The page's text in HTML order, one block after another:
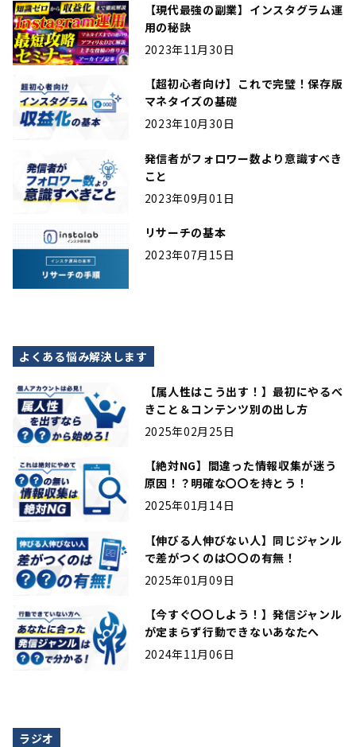
【現代最強の副業】インスタグラム運
用の秘訣
2023年11月30日
【超初心者向け】これで完璧！保存版
マネタイズの基礎
2023年10月30日
発信者がフォロワー数より意識すべき
こと
2023年09月01日
リサーチの基本
2023年07月15日
よくある悩み解決します
【属人性はこう出す！】最初にやるべ
きこと＆コンテンツ別の出し方
2025年02月25日
【絶対NG】間違った情報収集が迷う
原因！？明確な〇〇を持とう！
2025年01月14日
【伸びる人伸びない人】同じジャンル
で差がつくのは〇〇の有無！
2025年01月09日
【今すぐ〇〇しよう！】発信ジャンル
が定まらず行動できないあなたへ
2024年11月06日
ラジオ